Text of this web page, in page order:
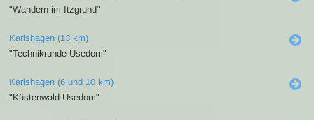
"Wandern im Itzgrund"
Karlshagen (13 km)
"Technikrunde Usedom"
Karlshagen (6 und 10 km)
"Küstenwald Usedom"